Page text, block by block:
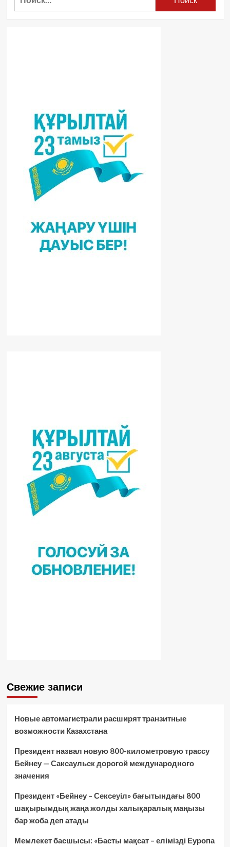
Свежие записи
Новые автомагистрали расширят транзитные
возможности Казахстана
Президент назвал новую 800-километровую трассу
Бейнеу — Саксаульск дорогой международного
значения
Президент «Бейнеу – Сексеуіл» бағытындағы 800
шақырымдық жаңа жолды халықаралық маңызы
бар жоба деп атады
Мемлекет басшысы: «Басты мақсат – елімізді Еуропа